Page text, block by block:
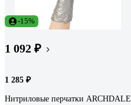
-15%
1 092 ₽
1 285 ₽
Нитриловые перчатки ARCHDALE